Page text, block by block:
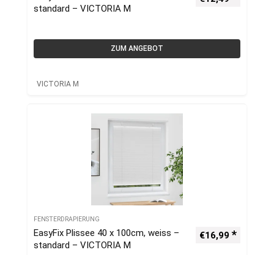
standard – VICTORIA M
ZUM ANGEBOT
VICTORIA M
FENSTERDRAPIERUNG
EasyFix Plissee 40 x 100cm, weiss –
standard – VICTORIA M
€16,99